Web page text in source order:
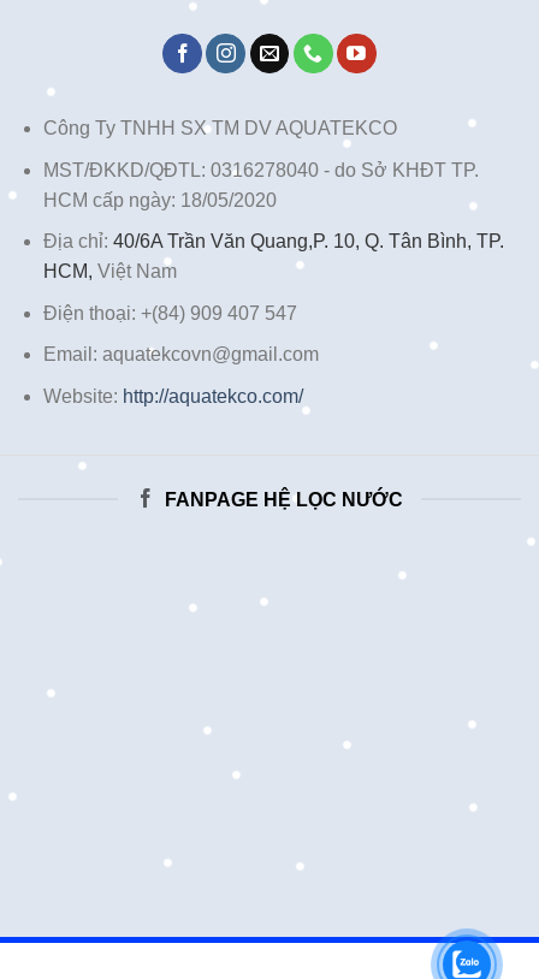
Công Ty TNHH SX TM DV AQUATEKCO
MST/ĐKKD/QĐTL: 0316278040 - do Sở KHĐT TP.
HCM cấp ngày: 18/05/2020
Địa chỉ: 40/6A Trần Văn Quang,P. 10, Q. Tân Bình, TP.
HCM, Việt Nam
Điện thoại: +(84) 909 407 547
Email: aquatekcovn@gmail.com
Website: http://aquatekco.com/
FANPAGE HỆ LỌC NƯỚC